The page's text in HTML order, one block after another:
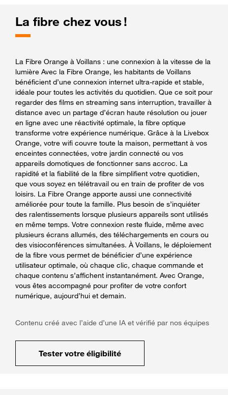
La fibre chez vous !
La Fibre Orange à Voillans : une connexion à la vitesse de la
lumière Avec la Fibre Orange, les habitants de Voillans
bénéficient d’une connexion internet ultra-rapide et stable,
idéale pour toutes les activités du quotidien. Que ce soit pour
regarder des films en streaming sans interruption, travailler à
distance avec un partage d’écran haute résolution ou jouer
en ligne avec une réactivité optimale, la fibre optique
transforme votre expérience numérique. Grâce à la Livebox
Orange, votre wifi couvre toute la maison, permettant à vos
enceintes connectées, votre jardin connecté ou vos
appareils domotiques de fonctionner sans accroc. La
rapidité et la fiabilité de la fibre simplifient votre quotidien,
que vous soyez en télétravail ou en train de profiter de vos
loisirs. La Fibre Orange apporte aussi une connectivité
améliorée pour toute la famille. Plus besoin de s’inquiéter
des ralentissements lorsque plusieurs appareils sont utilisés
en même temps. Votre connexion reste fluide, même avec
plusieurs écrans allumés, des téléchargements en cours ou
des visioconférences simultanées. À Voillans, le déploiement
de la fibre vous permet de bénéficier d’une expérience
utilisateur optimale, où chaque clic, chaque commande et
chaque contenu s’affichent instantanément. Avec Orange,
vous êtes accompagné pour profiter de votre confort
numérique, aujourd’hui et demain.
Contenu créé avec l’aide d’une IA et vérifié par nos équipes
Tester votre éligibilité